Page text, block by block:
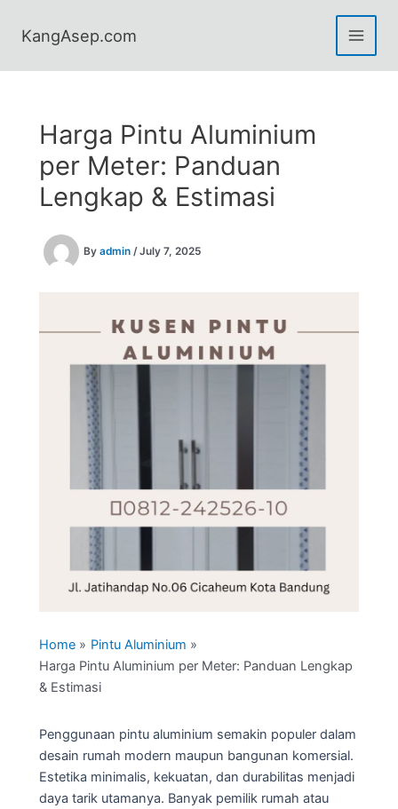
KangAsep.com
Harga Pintu Aluminium
per Meter: Panduan
Lengkap & Estimasi
By admin /July 7, 2025
Home
Pintu Aluminium
Harga Pintu Aluminium per Meter: Panduan Lengkap
& Estimasi
Penggunaan pintu aluminium semakin populer dalam
desain rumah modern maupun bangunan komersial.
Estetika minimalis, kekuatan, dan durabilitas menjadi
daya tarik utamanya. Banyak pemilik rumah atau